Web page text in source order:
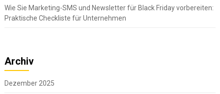
Wie Sie Marketing-SMS und Newsletter für Black Friday vorbereiten:
Praktische Checkliste für Unternehmen
Archiv
Dezember 2025